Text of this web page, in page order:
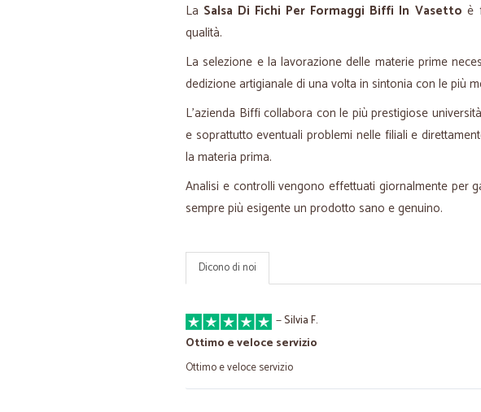
La Salsa Di Fichi Per Formaggi Biffi In Vasetto è
qualità.
La selezione e la lavorazione delle materie prime
dedizione artigianale di una volta in sintonia con le più
L'azienda Biffi collabora con le più prestigiose
e soprattutto eventuali problemi nelle filiali e
la materia prima.
Analisi e controlli vengono effettuati giornalmente per
sempre più esigente un prodotto sano e genuino.
Dicono di noi
—Silvia F.
Ottimo e veloce servizio
Ottimo e veloce servizio